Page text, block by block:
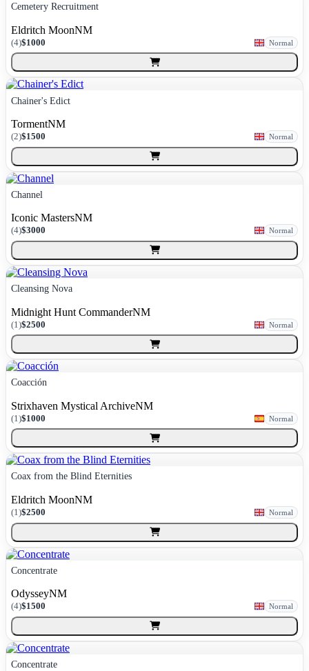
Cemetery Recruitment
Eldritch MoonNM
(4)$1000 Normal
Chainer's Edict
TormentNM
(2)$1500 Normal
Channel
Iconic MastersNM
(4)$3000 Normal
Cleansing Nova
Midnight Hunt CommanderNM
(1)$2500 Normal
Coacción
Strixhaven Mystical ArchiveNM
(1)$1000 Normal
Coax from the Blind Eternities
Eldritch MoonNM
(1)$2500 Normal
Concentrate
OdysseyNM
(4)$1500 Normal
Concentrate